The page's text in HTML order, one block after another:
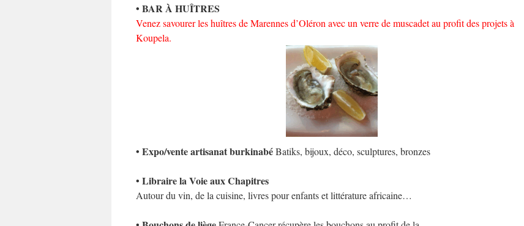
• BAR À HUÎTRES
Venez savourer les huîtres de Marennes d’Oléron avec un verre de muscadet au profit des projets à
Koupela.
• Expo/vente artisanat burkinabéBatiks, bijoux, déco, sculptures, bronzes
• Libraire la Voie aux Chapitres
Autour du vin, de la cuisine, livres pour enfants et littérature africaine…